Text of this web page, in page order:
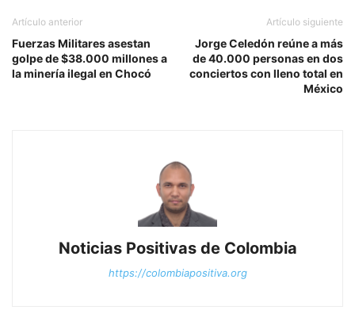
Artículo anterior
Fuerzas Militares asestan
golpe de $38.000 millones a
la minería ilegal en Chocó
Artículo siguiente
Jorge Celedón reúne a más
de 40.000 personas en dos
conciertos con lleno total en
México
Noticias Positivas de Colombia
https://colombiapositiva.org